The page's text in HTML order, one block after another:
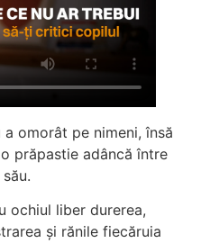
omorât pe nimeni, însă
prăpastie adâncă între
ochiul liber durerea,
și rănile fiecăruia